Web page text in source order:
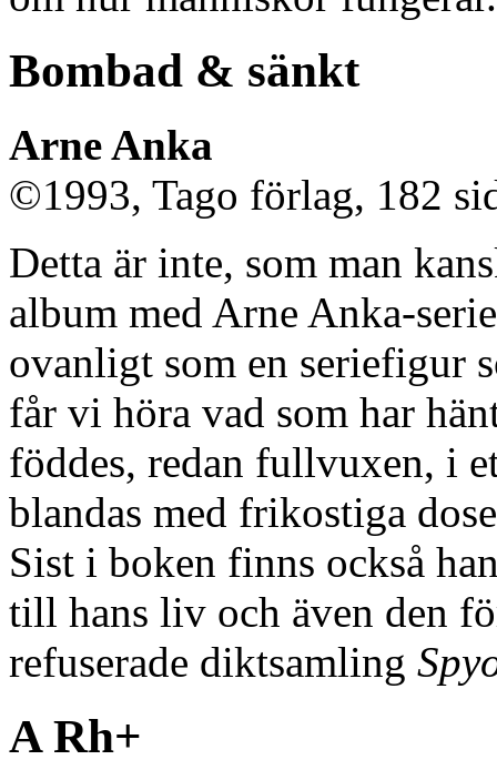
Bombad & sänkt
Arne Anka
©1993, Tago förlag, 182
Detta är inte, som man
album med Arne Anka-
ovanligt som en seriefigur
får vi höra vad som har
föddes, redan fullvuxen, i
blandas med frikostiga
Sist i boken finns också
till hans liv och även den
refuserade diktsamling
A Rh+